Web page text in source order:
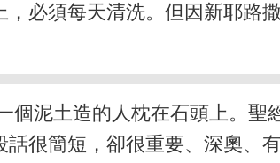
必須每天清洗。但因新耶路
泥土造的人枕在石頭上。聖
很簡短，卻很重要、深奧、